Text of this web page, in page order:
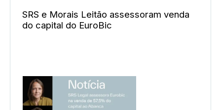
SRS e Morais Leitão assessoram venda
do capital do EuroBic